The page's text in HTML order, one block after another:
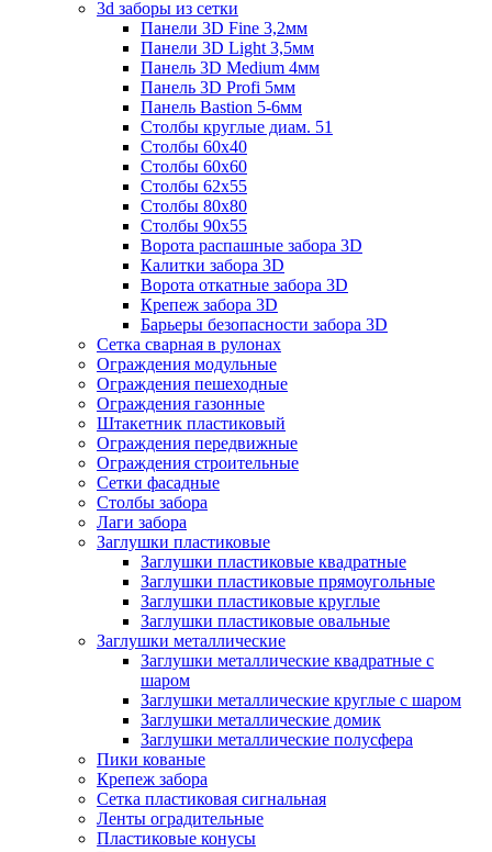
3d заборы из сетки
Панели 3D Fine 3,2мм
Панели 3D Light 3,5мм
Панель 3D Medium 4мм
Панель 3D Profi 5мм
Панель Bastion 5-6мм
Столбы круглые диам. 51
Столбы 60х40
Столбы 60х60
Столбы 62х55
Столбы 80х80
Столбы 90х55
Ворота распашные забора 3D
Калитки забора 3D
Ворота откатные забора 3D
Крепеж забора 3D
Барьеры безопасности забора 3D
Сетка сварная в рулонах
Ограждения модульные
Ограждения пешеходные
Ограждения газонные
Штакетник пластиковый
Ограждения передвижные
Ограждения строительные
Сетки фасадные
Столбы забора
Лаги забора
Заглушки пластиковые
Заглушки пластиковые квадратные
Заглушки пластиковые прямоугольные
Заглушки пластиковые круглые
Заглушки пластиковые овальные
Заглушки металлические
Заглушки металлические квадратные с
шаром
Заглушки металлические круглые с шаром
Заглушки металлические домик
Заглушки металлические полусфера
Пики кованые
Крепеж забора
Сетка пластиковая сигнальная
Ленты оградительные
Пластиковые конусы